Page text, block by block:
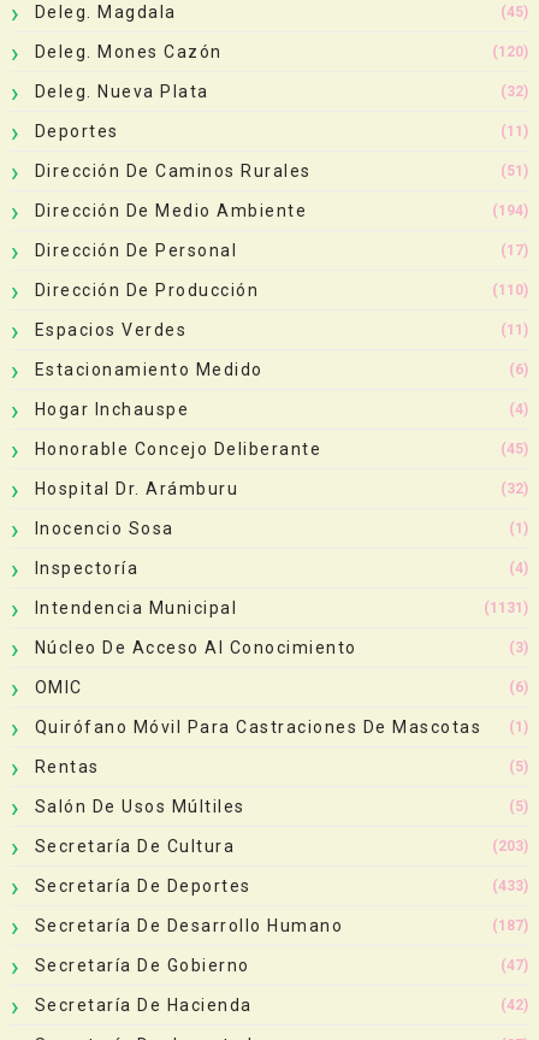
Deleg. Magdala (45)
Deleg. Mones Cazón (120)
Deleg. Nueva Plata (32)
Deportes (11)
Dirección De Caminos Rurales (51)
Dirección De Medio Ambiente (194)
Dirección De Personal (17)
Dirección De Producción (110)
Espacios Verdes (11)
Estacionamiento Medido (6)
Hogar Inchauspe (4)
Honorable Concejo Deliberante (45)
Hospital Dr. Arámburu (32)
Inocencio Sosa (1)
Inspectoría (4)
Intendencia Municipal (1131)
Núcleo De Acceso Al Conocimiento (3)
OMIC (6)
Quirófano Móvil Para Castraciones De Mascotas (1)
Rentas (5)
Salón De Usos Múltiles (5)
Secretaría De Cultura (203)
Secretaría De Deportes (433)
Secretaría De Desarrollo Humano (187)
Secretaría De Gobierno (47)
Secretaría De Hacienda (42)